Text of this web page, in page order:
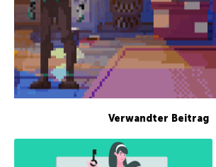
Verwandter Beitrag